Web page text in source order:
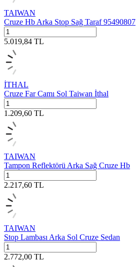
TAIWAN
Cruze Hb Arka Stop Sağ Taraf 95490807
5.019,84 TL
İTHAL
Cruze Far Camı Sol Taiwan İthal
1.209,60 TL
TAIWAN
Tampon Reflektörü Arka Sağ Cruze Hb
2.217,60 TL
TAIWAN
Stop Lambası Arka Sol Cruze Sedan
2.772,00 TL